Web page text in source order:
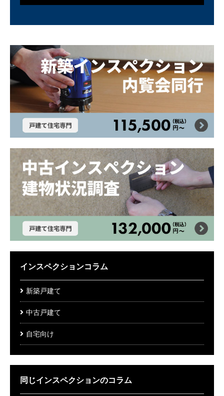
インスペクションコラム
新築戸建て
中古戸建て
自宅向け
同じインスペクションのコラム